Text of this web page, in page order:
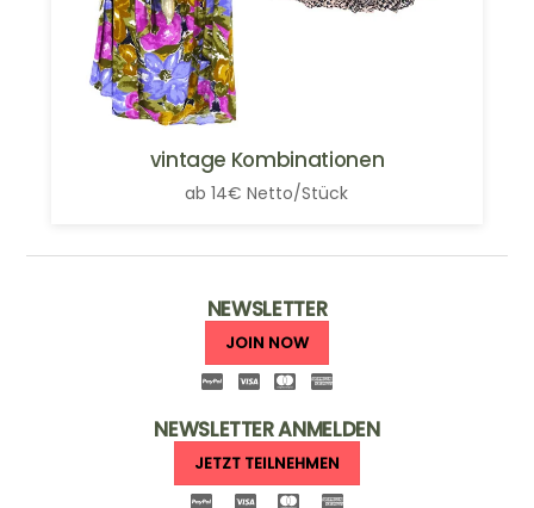
vintage Kombinationen
ab 14€ Netto/Stück
NEWSLETTER
JOIN NOW
NEWSLETTER ANMELDEN
JETZT TEILNEHMEN